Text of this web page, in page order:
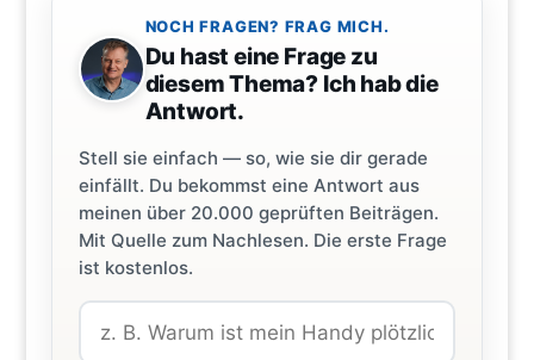
NOCH FRAGEN? FRAG MICH.
Du hast eine Frage zu
diesem Thema? Ich hab die
Antwort.
Stell sie einfach — so, wie sie dir gerade
einfällt. Du bekommst eine Antwort aus
meinen über 20.000 geprüften Beiträgen.
Mit Quelle zum Nachlesen. Die erste Frage
ist kostenlos.